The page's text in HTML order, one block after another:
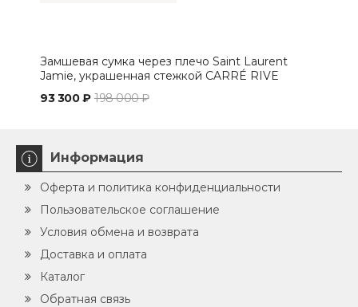
Замшевая сумка через плечо Saint Laurent
Jamie, украшенная стежкой CARRÉ RIVE
93 300 ₽ 198 000 ₽
Информация
Оферта и политика конфиденциальности
Пользовательское соглашение
Условия обмена и возврата
Доставка и оплата
Каталог
Обратная связь